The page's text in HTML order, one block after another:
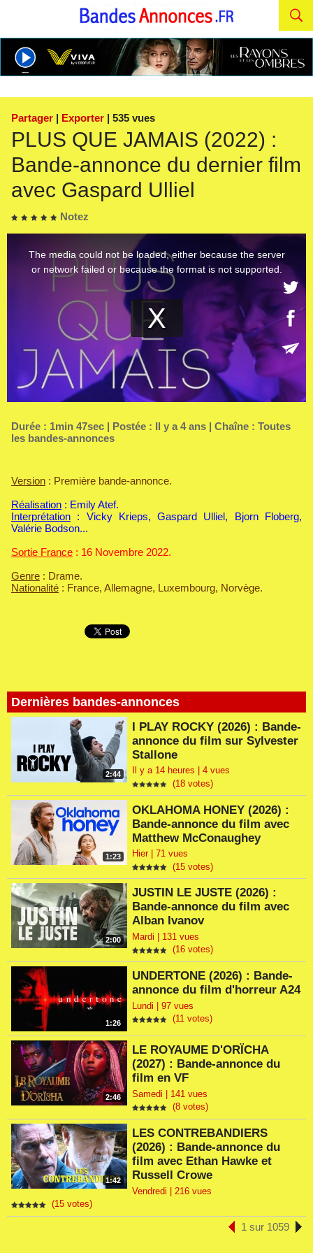
Partager | Exporter | 535 vues
PLUS QUE JAMAIS (2022) :
Bande-annonce du dernier film
avec Gaspard Ulliel
Notez
Dernières bandes-annonces
2:44
I PLAY ROCKY (2026) : Bande-
annonce du film sur Sylvester
Stallone
Il y a 14 heures | 4 vues
(18 votes)
1:23
OKLAHOMA HONEY (2026) :
Bande-annonce du film avec
Matthew McConaughey
Hier | 71 vues
(15 votes)
2:00
JUSTIN LE JUSTE (2026) :
Bande-annonce du film avec
Alban Ivanov
Mardi | 131 vues
(16 votes)
1:26
UNDERTONE (2026) : Bande-
annonce du film d'horreur A24
Lundi | 97 vues
(11 votes)
2:46
LE ROYAUME D'ORÏCHA
(2027) : Bande-annonce du
film en VF
Samedi | 141 vues
(8 votes)
1:42
LES CONTREBANDIERS
(2026) : Bande-annonce du
film avec Ethan Hawke et
Russell Crowe
Vendredi | 216 vues
(15 votes)
1 sur 1059
Durée : 1min 47sec | Postée : Il y a 4 ans | Chaîne : Toutes
les bandes-annonces
Version : Première bande-annonce.
Réalisation : Emily Atef.
Interprétation : Vicky Krieps, Gaspard Ulliel, Bjorn Floberg,
Valérie Bodson...
Sortie France : 16 Novembre 2022.
Genre : Drame.
Nationalité : France, Allemagne, Luxembourg, Norvège.